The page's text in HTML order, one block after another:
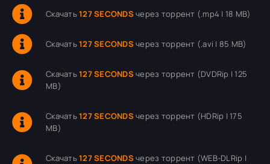
Скачать127 SECONDS через торрент (.mp4 | 18 MB)
Скачать127 SECONDS через торрент (.avi | 85 MB)
Скачать127 SECONDS через торрент (DVDRip | 125
MB)
Скачать127 SECONDS через торрент (HDRip | 175
MB)
Скачать127 SECONDS через торрент (WEB-DLRip |